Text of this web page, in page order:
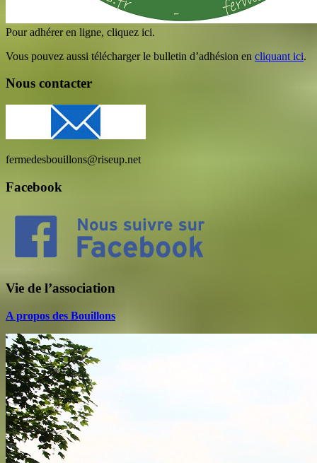
Pour adhérer en ligne, cliquez ici.
Vous pouvez aussi télécharger le bulletin d’adhésion en cliquant ici.
Nous contacter
fermedesbouillons@riseup.net
Facebook
Vie de l’association
A propos des Bouillons